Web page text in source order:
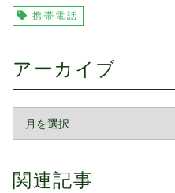
携帯電話
アーカイブ
関連記事